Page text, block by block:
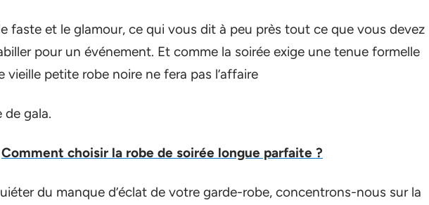
faste et le glamour, ce qui vous dit à peu près tout ce que vous devez
pour un événement. Et comme la soirée exige une tenue formelle
vieille petite robe noire ne fera pas l’affaire
de gala.
Comment choisir la robe de soirée longue parfaite ?
du manque d’éclat de votre garde-robe, concentrons-nous sur la